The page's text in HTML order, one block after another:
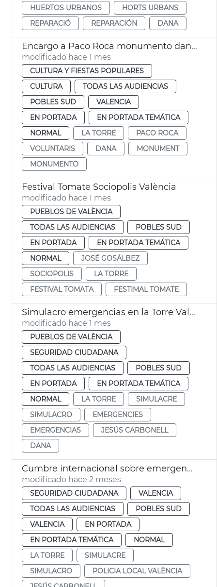
HUERTOS URBANOS
HORTS URBANS
REPARACIÓ
REPARACIÓN DANA
Encargo a Paco Roca monumento dana La Torre
modificado hace 1 mes
CULTURA Y FIESTAS POPULARES
CULTURA
TODAS LAS AUDIENCIAS
POBLES SUD
VALENCIA
EN PORTADA
EN PORTADA TEMÁTICA
NORMAL
LA TORRE
PACO ROCA
VOLUNTARIS
DANA
MONUMENT
MONUMENTO
Festival Tomate Sociopolis València
modificado hace 1 mes
PUEBLOS DE VALÈNCIA
TODAS LAS AUDIENCIAS
POBLES SUD
EN PORTADA
EN PORTADA TEMÁTICA
NORMAL
JOSÉ GOSÁLBEZ
SOCIOPOLIS
LA TORRE
FESTIVAL TOMATA
FESTIMAL TOMATE
Simulacro emergencias en la Torre València
modificado hace 1 mes
PUEBLOS DE VALÈNCIA
SEGURIDAD CIUDADANA
TODAS LAS AUDIENCIAS
POBLES SUD
EN PORTADA
EN PORTADA TEMÁTICA
NORMAL
LA TORRE
SIMULACRE
SIMULACRO
EMERGENCIES
EMERGENCIAS
JESÚS CARBONELL
DANA
Cumbre internacional sobre emergencias en València
modificado hace 2 meses
SEGURIDAD CIUDADANA
VALENCIA
TODAS LAS AUDIENCIAS
POBLES SUD
VALENCIA
EN PORTADA
EN PORTADA TEMÁTICA
NORMAL
LA TORRE
SIMULACRE
SIMULACRO
POLICIA LOCAL VALÈNCIA